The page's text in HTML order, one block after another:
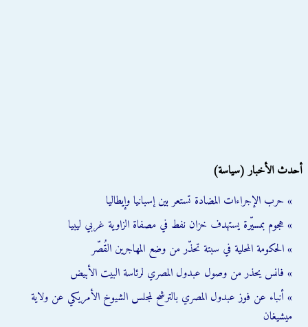
أحدث الأخبار (سياسة)
» حرب الإجراءات المضادة تستعر بين إسبانيا وإيطاليا
» هجوم بمسيّرة يستهدف خزان نفط في مصفاة الزاوية غربي ليبيا
» الحكومة المحلية في سبتة تحذّر من وضع المهاجرين القُصّر
» فانس يحذر من وصول عبدول المصري لرئاسة البيت الأبيض
» أنباء عن فوز عبدول المصري بالترشح لمجلس الشيوخ الأمريكي عن ولاية
ميشيغان